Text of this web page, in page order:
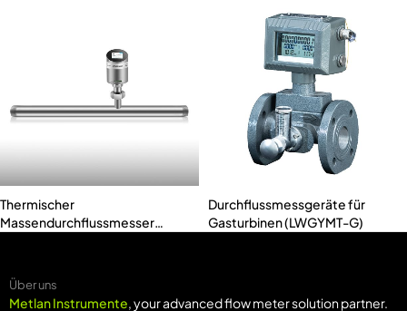
Thermischer
Massendurchflussmesser
Durchflussmessgeräte für
Gasturbinen (LWGYMT-G)
Über uns
Metlan Instrumente, your advanced flow meter solution partner.